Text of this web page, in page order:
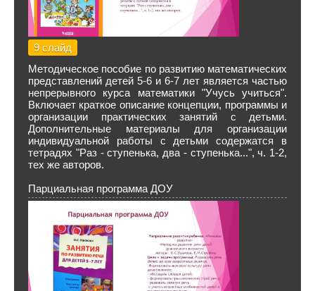
9 слайд
Методическое пособие по развитию математических
представлений детей 5-6 и 6-7 лет является частью
непрерывного курса математики "Учусь учиться".
Включает краткое описание концепции, программы и
организации практических занятий с детьми.
Дополнительные материалы для организации
индивидуальной работы с детьми содержатся в
тетрадях "Раз - ступенька, два - ступенька...", ч. 1-2,
тех же авторов.
Парциальная программа ДОУ